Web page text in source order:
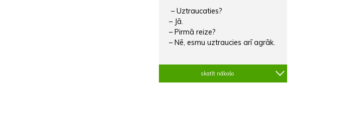
– Uztraucaties?
– Jā.
– Pirmā reize?
– Nē, esmu uztraucies arī agrāk.
skatīt nākošo